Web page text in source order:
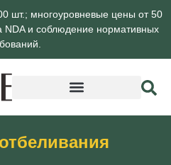
шт.; многоуровневые цены от 50
и соблюдение нормативных